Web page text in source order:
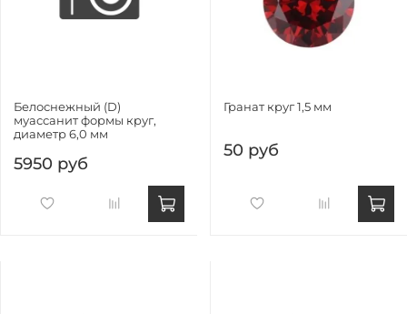
Белоснежный (D)
муассанит формы круг,
диаметр 6,0 мм
5950 руб
Гранат круг 1,5 мм
50 руб